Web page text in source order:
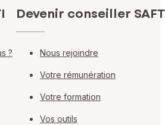
?
Devenir conseiller
Nous rejoindre
Votre rémunération
Votre formation
Vos outils